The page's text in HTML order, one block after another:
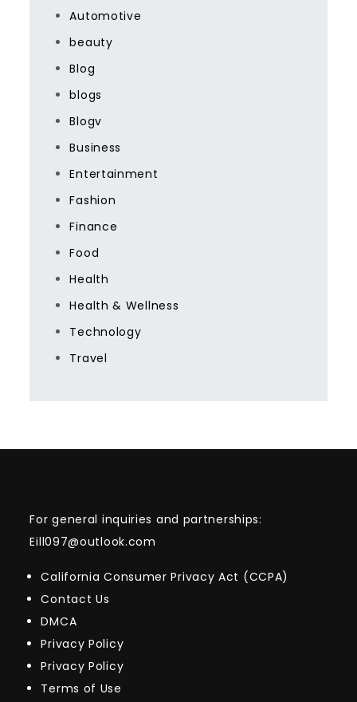
Automotive
beauty
Blog
blogs
Blogv
Business
Entertainment
Fashion
Finance
Food
Health
Health & Wellness
Technology
Travel
For general inquiries and partnerships:
Eill097@outlook.com
California Consumer Privacy Act (CCPA)
Contact Us
DMCA
Privacy Policy
Privacy Policy
Terms of Use